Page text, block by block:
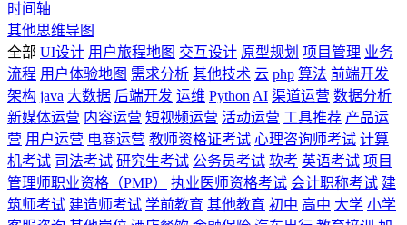
时间轴
其他思维导图
全部 UI设计 用户旅程地图 交互设计 原型规划 项目管理 业务
流程 用户体验地图 需求分析 其他技术 云 php 算法 前端开发
架构 java 大数据 后端开发 运维 Python AI 渠道运营 数据分析
新媒体运营 内容运营 短视频运营 活动运营 工具推荐 产品运
营 用户运营 电商运营 教师资格证考试 心理咨询师考试 计算
机考试 司法考试 研究生考试 公务员考试 软考 英语考试 项目
管理师职业资格（PMP）
执业医师资格考试 会计职称考试 建
筑师考试 建造师考试 学前教育 其他教育 初中 高中 大学 小学